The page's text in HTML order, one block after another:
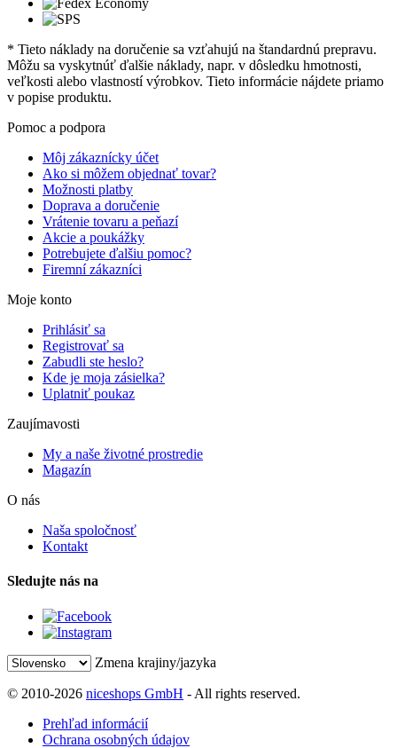
* Tieto náklady na doručenie sa vzťahujú na štandardnú prepravu.
Môžu sa vyskytnúť ďalšie náklady, napr. v dôsledku hmotnosti,
veľkosti alebo vlastností výrobkov. Tieto informácie nájdete priamo
v popise produktu.
Pomoc a podpora
Môj zákaznícky účet
Ako si môžem objednať tovar?
Možnosti platby
Doprava a doručenie
Vrátenie tovaru a peňazí
Akcie a poukážky
Potrebujete ďalšiu pomoc?
Firemní zákazníci
Moje konto
Prihlásiť sa
Registrovať sa
Zabudli ste heslo?
Kde je moja zásielka?
Uplatniť poukaz
Zaujímavosti
My a naše životné prostredie
Magazín
O nás
Naša spoločnosť
Kontakt
Sledujte nás na
Zmena krajiny/jazyka
© 2010-2026 niceshops GmbH - All rights reserved.
Prehľad informácií
Ochrana osobných údajov